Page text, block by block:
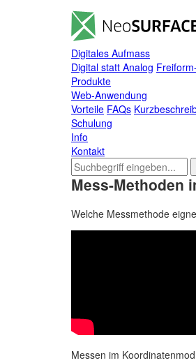
Digitales Aufmass
Digital statt Analog
Produkte
Web-Anwendung
Vorteile FAQs
Schulung
Info
Kontakt
Videos zur
Mess-Methoden
Welche Messmethode
Messen im